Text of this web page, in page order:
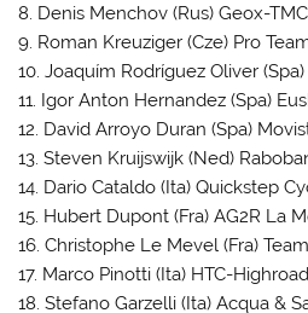
8. Denis Menchov (Rus) Geox-
9. Roman Kreuziger (Cze) Pro
10. Joaquím Rodríguez Oliver
11. Igor Anton Hernandez (Spa)
12. David Arroyo Duran (Spa)
13. Steven Kruijswijk (Ned)
14. Dario Cataldo (Ita) Quickstep
15. Hubert Dupont (Fra) AG2R La
16. Christophe Le Mevel (Fra)
17. Marco Pinotti (Ita) HTC-
18. Stefano Garzelli (Ita) Acqua &